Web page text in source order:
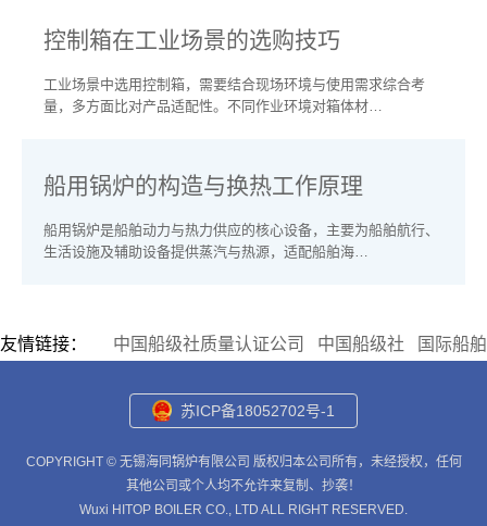
控制箱在工业场景的选购技巧
工业场景中选用控制箱，需要结合现场环境与使用需求综合考
量，多方面比对产品适配性。不同作业环境对箱体材…
船用锅炉的构造与换热工作原理
船用锅炉是船舶动力与热力供应的核心设备，主要为船舶航行、
生活设施及辅助设备提供蒸汽与热源，适配船舶海…
友情链接： 中国船级社质量认证公司 中国船级社 国际船
苏ICP备18052702号-1
COPYRIGHT © 无锡海同锅炉有限公司 版权归本公司所有，未经授权，任何
其他公司或个人均不允许来复制、抄袭！
Wuxi HITOP BOILER CO., LTD ALL RIGHT RESERVED.